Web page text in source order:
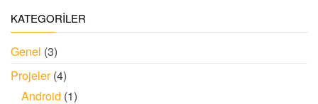
KATEGORİLER
Genel (3)
Projeler(4)
Android (1)